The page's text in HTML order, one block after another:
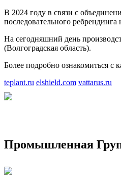
В 2024 году в связи с
последовательного
На сегодняшний день
(Волгоградская область).
Более подробно ознакомиться
teplant.ru elshield.com vattarus.ru
Промышленная